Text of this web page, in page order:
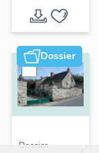
Dossier
Dossier